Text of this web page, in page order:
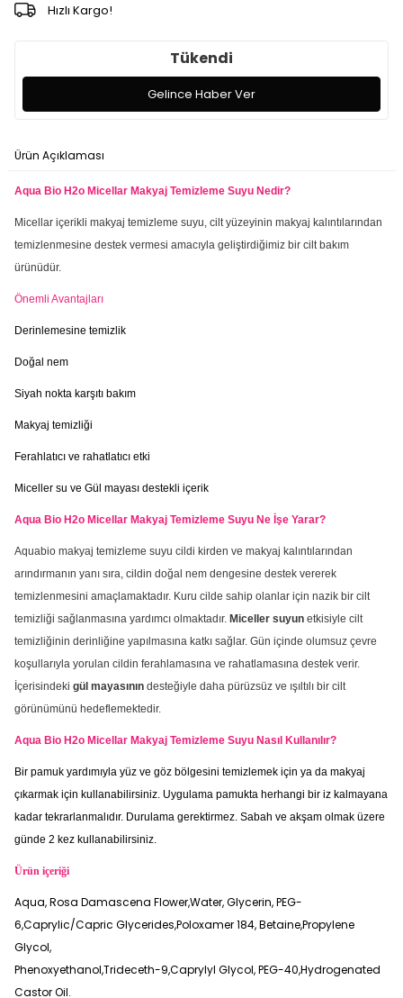
Hızlı Kargo!
Tükendi
Gelince Haber Ver
Ürün Açıklaması
Aqua Bio H2o Micellar Makyaj Temizleme Suyu Nedir?
Micellar içerikli makyaj temizleme suyu, cilt yüzeyinin makyaj kalıntılarından
temizlenmesine destek vermesi amacıyla geliştirdiğimiz bir cilt bakım
ürünüdür.
Önemli Avantajları
Derinlemesine temizlik
Doğal nem
Siyah nokta karşıtı bakım
Makyaj temizliği
Ferahlatıcı ve rahatlatıcı etki
Miceller su ve Gül mayası destekli içerik
Aqua Bio H2o Micellar Makyaj Temizleme Suyu Ne İşe Yarar?
Aquabio makyaj temizleme suyu cildi kirden ve makyaj kalıntılarından
arındırmanın yanı sıra, cildin doğal nem dengesine destek vererek
temizlenmesini amaçlamaktadır. Kuru cilde sahip olanlar için nazik bir cilt
temizliği sağlanmasına yardımcı olmaktadır. Miceller suyun etkisiyle cilt
temizliğinin derinliğine yapılmasına katkı sağlar. Gün içinde olumsuz çevre
koşullarıyla yorulan cildin ferahlamasına ve rahatlamasına destek verir.
İçerisindeki gül mayasının desteğiyle daha pürüzsüz ve ışıltılı bir cilt
görünümünü hedeflemektedir.
Aqua Bio H2o Micellar Makyaj Temizleme Suyu Nasıl Kullanılır?
Bir pamuk yardımıyla yüz ve göz bölgesini temizlemek için ya da makyaj
çıkarmak için kullanabilirsiniz. Uygulama pamukta herhangi bir iz kalmayana
kadar tekrarlanmalıdır. Durulama gerektirmez. Sabah ve akşam olmak üzere
günde 2 kez kullanabilirsiniz.
Ürün içeriği
Aqua, Rosa Damascena Flower,Water, Glycerin, PEG-
6,Caprylic/Capric Glycerides,Poloxamer 184, Betaine,Propylene
Glycol,
Phenoxyethanol,Trideceth-9,Caprylyl Glycol, PEG-40,Hydrogenated
Castor Oil.